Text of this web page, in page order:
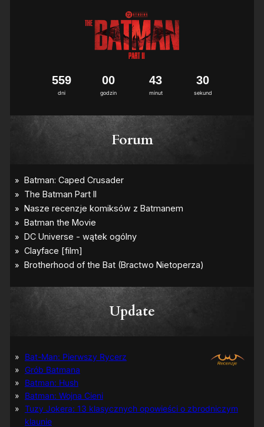
dni
559
godzin
00
minut
43
sekund
2
3
9
0
Forum
Update
Bat-Man: Pierwszy Rycerz
Grób Batmana
Batman: Hush
Batman: Wojna Cieni
Tuzy Jokera: 13 klasycznych opowieści o zbrodniczym
klaunie